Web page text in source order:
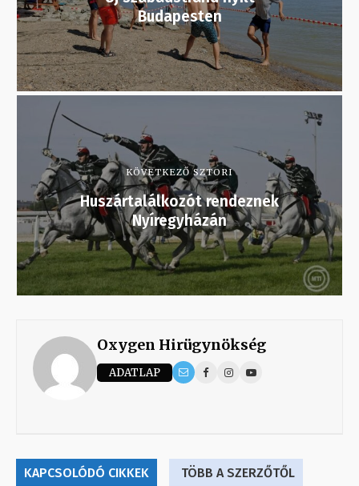
Budapesten
KÖVETKEZŐ SZTORI
Huszártalálkozót rendeznek
Nyíregyházán
Oxygen Hirügynökség
ADATLAP
KAPCSOLÓDÓ CIKKEK TÖBB A SZERZŐTŐL